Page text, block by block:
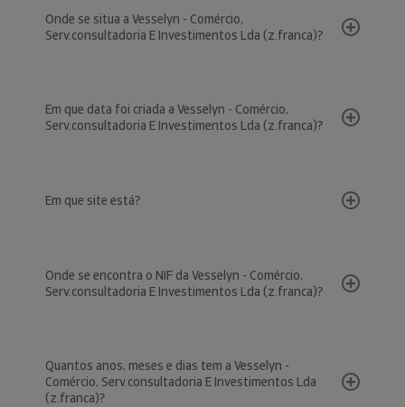
Onde se situa a Vesselyn - Comércio,
Serv.consultadoria E Investimentos Lda (z.franca)?
Em que data foi criada a Vesselyn - Comércio,
Serv.consultadoria E Investimentos Lda (z.franca)?
Em que site está?
Onde se encontra o NIF da Vesselyn - Comércio,
Serv.consultadoria E Investimentos Lda (z.franca)?
Quantos anos, meses e dias tem a Vesselyn -
Comércio, Serv.consultadoria E Investimentos Lda
(z.franca)?